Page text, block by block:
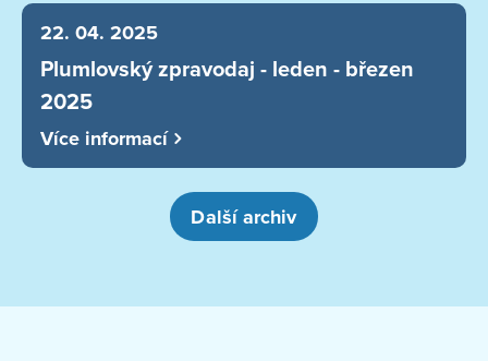
22. 04. 2025
Plumlovský zpravodaj - leden - březen
2025
Více informací
Další archiv